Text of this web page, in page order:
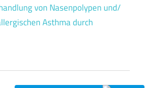
von Nasenpolypen und/
Asthma durch